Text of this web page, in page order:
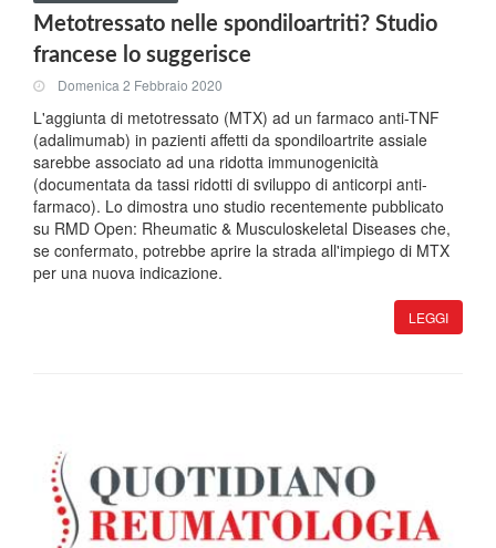
Metotressato nelle spondiloartriti? Studio
francese lo suggerisce
Domenica 2 Febbraio 2020
L'aggiunta di metotressato (MTX) ad un farmaco anti-TNF
(adalimumab) in pazienti affetti da spondiloartrite assiale
sarebbe associato ad una ridotta immunogenicità
(documentata da tassi ridotti di sviluppo di anticorpi anti-
farmaco). Lo dimostra uno studio recentemente pubblicato
su RMD Open: Rheumatic & Musculoskeletal Diseases che,
se confermato, potrebbe aprire la strada all'impiego di MTX
per una nuova indicazione.
LEGGI